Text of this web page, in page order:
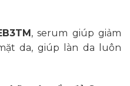
, serum giúp giảm
da, giúp làn da luôn